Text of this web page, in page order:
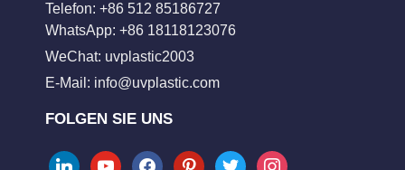
Telefon: +86 512 85186727
WhatsApp: +86 18118123076
WeChat: uvplastic2003
E-Mail: info@uvplastic.com
FOLGEN SIE UNS
linkedinyoutubefacebookpinteresttwitter instagram